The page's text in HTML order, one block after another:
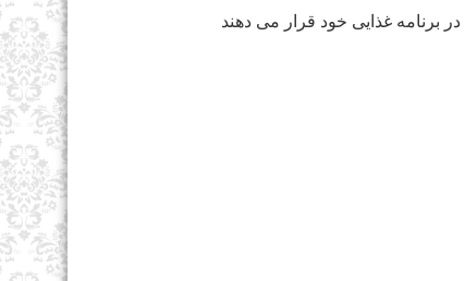
برنامه غذایی خود قرار می دهند